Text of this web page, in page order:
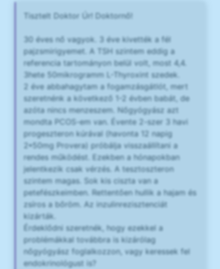
Tisztelt Doktor Úr! Doktornő!
30 éves nő vagyok. 3 éve kivették a fél
pajzsmirigyemet. A TSH szintem eddig a
referencia tartományon belül volt, most 4,4.
3hete 50mikrogramm L-Thyroxint szedek.
2 éve abbahagytam a fogamzásgátlót, mert
szeretnénk a következő 1-2 évben babát, de
azóta nincs menzeszem. Nőgyógyász azt
mondta PCOS-em van. Évente 2-szer 3 havi
progeszteron kúrával (havonta 12 napig
2*50mg Provera) próbálja visszaállítani a
rendes működést. Ezekben a hónapokban
jelentkezik csak vérzés. A tesztoszteron
szintem magas. Sok kis ciszta van a
petefészkeimben. Rettentően hullik a hajam és
zsíros a bőröm. Az inzulinrezisztenciát
kizárták.
Érdeklődni szeretnék, hogy ezekkel a
problémákkal továbbra is kizárólag
nőgyógyász foglalkozzon, vagy keressek fel
endokrinológust is?